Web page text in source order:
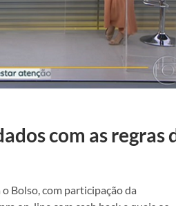
com as regras
Bolso, com participação da